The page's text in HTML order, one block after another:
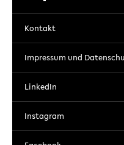
Kontakt
Impressum und
LinkedIn
Instagram